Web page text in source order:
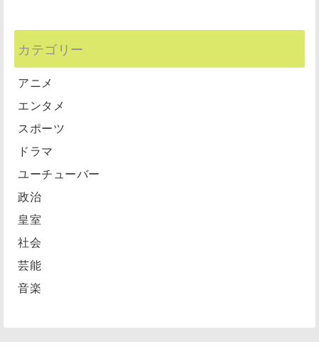
カテゴリー
アニメ
エンタメ
スポーツ
ドラマ
ユーチューバー
政治
皇室
社会
芸能
音楽